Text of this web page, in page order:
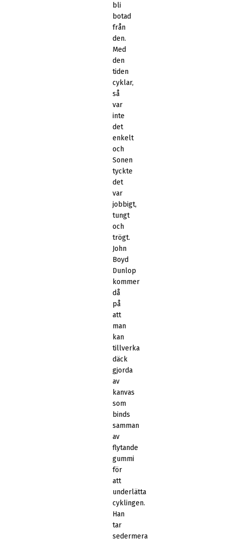
bli
botad
från
den.
Med
den
tiden
cyklar,
så
var
inte
det
enkelt
och
Sonen
tyckte
det
var
jobbigt,
tungt
och
trögt.
John
Boyd
Dunlop
kommer
då
på
att
man
kan
tillverka
däck
gjorda
av
kanvas
som
binds
samman
av
flytande
gummi
för
att
underlätta
cyklingen.
Han
tar
sedermera